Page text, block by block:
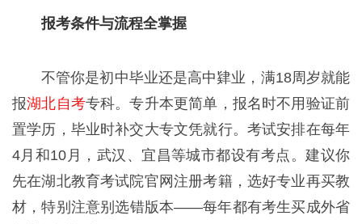
报考条件与流程全掌握
不管你是初中毕业还是高中肄业，满18周岁就能
报湖北自考专科。专升本更简单，报名时不用验证前
置学历，毕业时补交大专文凭就行。考试安排在每年
4月和10月，武汉、宜昌等城市都设有考点。建议你
先在湖北教育考试院官网注册考籍，选好专业再买教
材，特别注意别选错版本——每年都有考生买成外省